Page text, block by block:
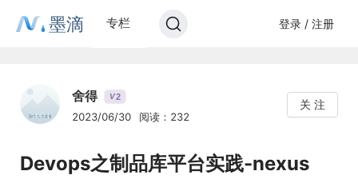
墨滴 专栏 登录 / 注册
舍得 V2
2023/06/30 阅读：232
关 注
Devops之制品库平台实践-nexus